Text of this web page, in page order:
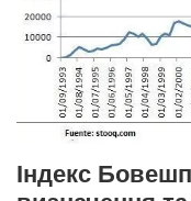
Індекс